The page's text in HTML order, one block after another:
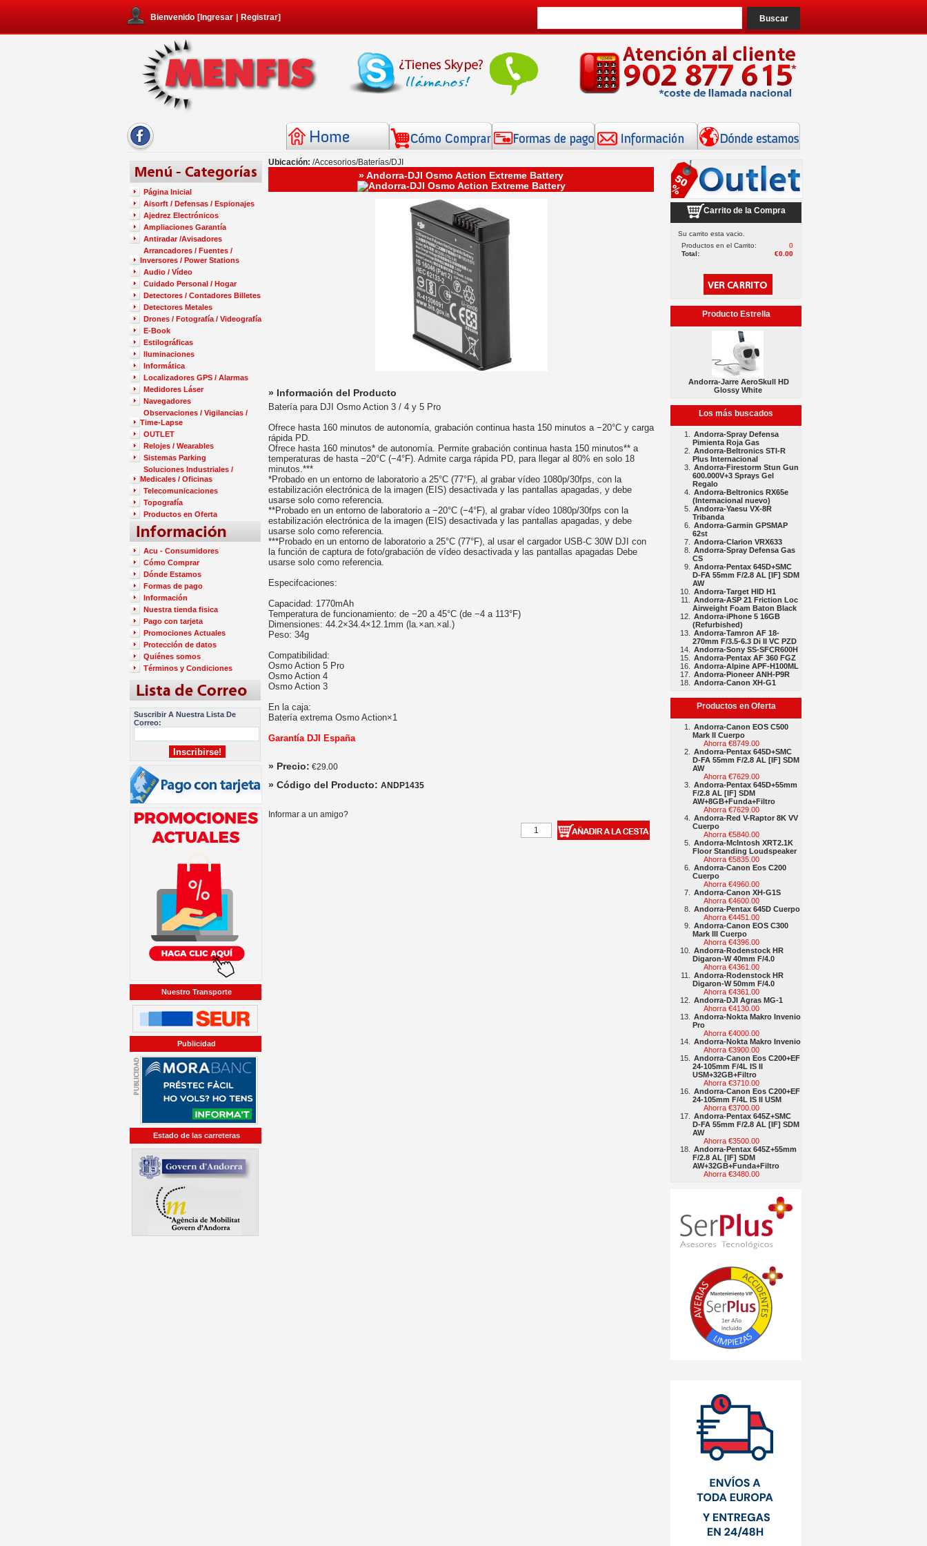
Bienvenido [ Ingresar Registrar]
Página Inicial
Aisorft / Defensas / Espionajes
Ajedrez Electrónicos
Ampliaciones Garantía
Antiradar /Avisadores
Arrancadores / Fuentes /
Inversores / Power Stations
Audio / Vídeo
Cuidado Personal / Hogar
Detectores / Contadores Billetes
Detectores Metales
Drones / Fotografía / Videografía
E-Book
Estilográficas
Iluminaciones
Informática
Localizadores GPS / Alarmas
Medidores Láser
Navegadores
Observaciones / Vigilancias /
Time-Lapse
OUTLET
Relojes / Wearables
Sistemas Parking
Soluciones Industriales /
Medicales / Oficinas
Telecomunicaciones
Topografía
Productos en Oferta
Acu - Consumidores
Cómo Comprar
Dónde Estamos
Formas de pago
Información
Nuestra tienda fisica
Pago con tarjeta
Promociones Actuales
Protección de datos
Quiénes somos
Términos y Condiciones
Suscribir A Nuestra Lista De
Correo:
Nuestro Transporte
Publicidad
Estado de las carreteras
Ubicación: /Accesorios/Baterías/DJI
» Andorra-DJI Osmo Action Extreme Battery
» Información del Producto
Batería para DJI Osmo Action 3 / 4 y 5 Pro
Ofrece hasta 160 minutos de autonomía, grabación continua hasta 150 minutos a −20°C y carga
rápida PD.
Ofrece hasta 160 minutos* de autonomía. Permite grabación continua hasta 150 minutos** a
temperaturas de hasta −20°C (−4°F). Admite carga rápida PD, para llegar al 80% en solo 18
minutos.***
*Probado en un entorno de laboratorio a 25°C (77°F), al grabar vídeo 1080p/30fps, con la
estabilización electrónica de la imagen (EIS) desactivada y las pantallas apagadas, y debe
usarse solo como referencia.
**Probado en un entorno de laboratorio a −20°C (−4°F), al grabar vídeo 1080p/30fps con la
estabilización electrónica de la imagen (EIS) desactivada y las pantallas apagadas, y debe
usarse solo como referencia.
***Probado en un entorno de laboratorio a 25°C (77°F), al usar el cargador USB-C 30W DJI con
la función de captura de foto/grabación de vídeo desactivada y las pantallas apagadas Debe
usarse solo como referencia.
Especifcaciones:
Capacidad: 1770mAh
Temperatura de funcionamiento: de −20 a 45°C (de −4 a 113°F)
Dimensiones: 44.2×34.4×12.1mm (la.×an.×al.)
Peso: 34g
Compatibilidad:
Osmo Action 5 Pro
Osmo Action 4
Osmo Action 3
En la caja:
Batería extrema Osmo Action×1
Garantía DJI España
» Precio: €29.00
» Código del Producto: ANDP1435
Informar a un amigo?
Carrito de la Compra
Su carrito esta vacio.
0
Productos en el Carrito:
€0.00
Total:
Producto Estrella
Andorra-Jarre AeroSkull HD
Glossy White
Los más buscados
Andorra-Spray Defensa
Pimienta Roja Gas
Andorra-Beltronics STI-R
Plus Internacional
Andorra-Firestorm Stun Gun
600.000V+3 Sprays Gel
Regalo
Andorra-Beltronics RX65e
(Internacional nuevo)
Andorra-Yaesu VX-8R
Tribanda
Andorra-Garmin GPSMAP
62st
Andorra-Clarion VRX633
Andorra-Spray Defensa Gas
CS
Andorra-Pentax 645D+SMC
D-FA 55mm F/2.8 AL [IF] SDM
AW
Andorra-Target HID H1
Andorra-ASP 21 Friction Loc
Airweight Foam Baton Black
Andorra-iPhone 5 16GB
(Refurbished)
Andorra-Tamron AF 18-
270mm F/3.5-6.3 Di II VC PZD
Andorra-Sony SS-SFCR600H
Andorra-Pentax AF 360 FGZ
Andorra-Alpine APF-H100ML
Andorra-Pioneer ANH-P9R
Andorra-Canon XH-G1
Productos en Oferta
Andorra-Canon EOS C500
Mark II Cuerpo
Ahorra €8749.00
Andorra-Pentax 645D+SMC
D-FA 55mm F/2.8 AL [IF] SDM
AW
Ahorra €7629.00
Andorra-Pentax 645D+55mm
F/2.8 AL [IF] SDM
AW+8GB+Funda+Filtro
Ahorra €7629.00
Andorra-Red V-Raptor 8K VV
Cuerpo
Ahorra €5840.00
Andorra-McIntosh XRT2.1K
Floor Standing Loudspeaker
Ahorra €5835.00
Andorra-Canon Eos C200
Cuerpo
Ahorra €4960.00
Andorra-Canon XH-G1S
Ahorra €4600.00
Andorra-Pentax 645D Cuerpo
Ahorra €4451.00
Andorra-Canon EOS C300
Mark III Cuerpo
Ahorra €4396.00
Andorra-Rodenstock HR
Digaron-W 40mm F/4.0
Ahorra €4361.00
Andorra-Rodenstock HR
Digaron-W 50mm F/4.0
Ahorra €4361.00
Andorra-DJI Agras MG-1
Ahorra €4130.00
Andorra-Nokta Makro Invenio
Pro
Ahorra €4000.00
Andorra-Nokta Makro Invenio
Ahorra €3900.00
Andorra-Canon Eos C200+EF
24-105mm F/4L IS II
USM+32GB+Filtro
Ahorra €3710.00
Andorra-Canon Eos C200+EF
24-105mm F/4L IS II USM
Ahorra €3700.00
Andorra-Pentax 645Z+SMC
D-FA 55mm F/2.8 AL [IF] SDM
AW
Ahorra €3500.00
Andorra-Pentax 645Z+55mm
F/2.8 AL [IF] SDM
AW+32GB+Funda+Filtro
Ahorra €3480.00